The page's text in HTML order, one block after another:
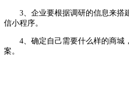
3、企业要根据调研的信息来搭
信小程序。
4、确定自己需要什么样的商城
案。